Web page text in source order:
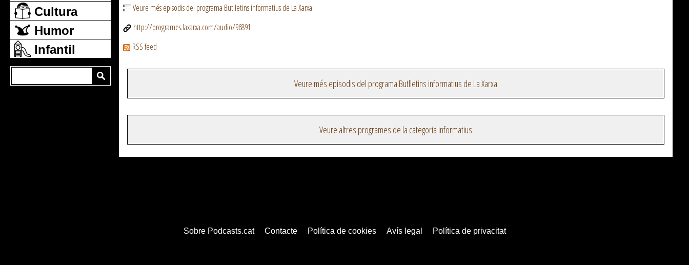
Cultura
Humor
Infantil
Veure més episodis del programa Butlletins informatius de La Xarxa
http://programes.laxarxa.com/audio/96891
RSS feed
Veure més episodis del programa Butlletins informatius de La Xarxa
Veure altres programes de la categoria informatius
Sobre Podcasts.cat Contacte Política de cookies Avís legal Política de privacitat